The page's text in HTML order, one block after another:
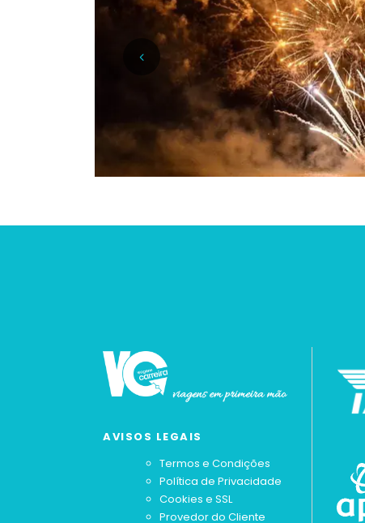
AVISOS LEGAIS
Termos e Condições
Política de Privacidade
Cookies e SSL
Provedor do Cliente